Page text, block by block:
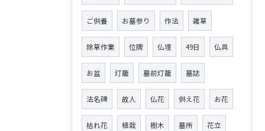
ご供養 お墓参り 作法 雑草
除草作業 位牌 仏壇 49日 仏具
お盆 灯籠 墓前灯籠 墓誌
法名碑 故人 仏花 供え花 お花
枯れ花 植栽 樹木 墓所 花立